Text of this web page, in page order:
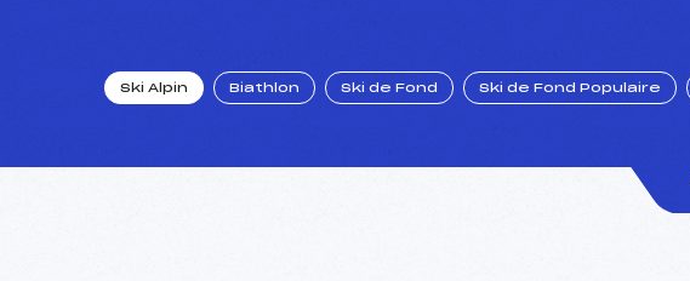
Ski Alpin Biathlon Ski de Fond Ski de Fond Populaire